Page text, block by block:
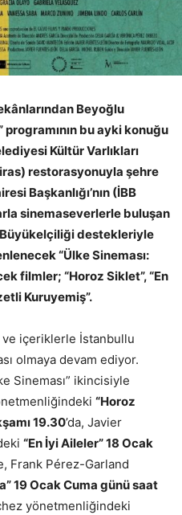
Beyoğlu
programının bu ayki konuğu
Kültür Varlıkları
restorasyonuyla şehre
Başkanlığı’nın (İBB
sinemaseverlerle buluşan
Büyükelçiliği destekleriyle
“Ülke Sineması:
filmler; “Horoz Siklet”, “En
Kuruyemiş”.
ve içeriklerle İstanbullu
olmaya devam ediyor.
Sineması” ikincisiyle
“Horoz
19.30’da, Javier
“En İyi Aileler” 18 Ocak
Frank Pérez-Garland
19 Ocak Cuma günü saat
yönetmenliğindeki